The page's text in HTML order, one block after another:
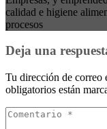
calidad e higiene
procesos
Deja una
Tu dirección de correo
obligatorios están